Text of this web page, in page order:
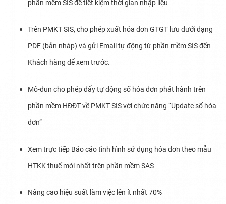
phần mềm SIS để tiết kiệm thời gian nhập liệu
Trên PMKT SIS, cho phép xuất hóa đơn GTGT lưu dưới dạng
PDF (bản nháp) và gửi Email tự động từ phần mềm SIS đến
Khách hàng để xem trước.
Mô-đun cho phép đẩy tự động số hóa đơn phát hành trên
phần mềm HĐĐT về PMKT SIS với chức năng “Update số hóa
đơn”
Xem trực tiếp Báo cáo tình hình sử dụng hóa đơn theo mẫu
HTKK thuế mới nhất trên phần mềm SAS
Nâng cao hiệu suất làm việc lên ít nhất 70%